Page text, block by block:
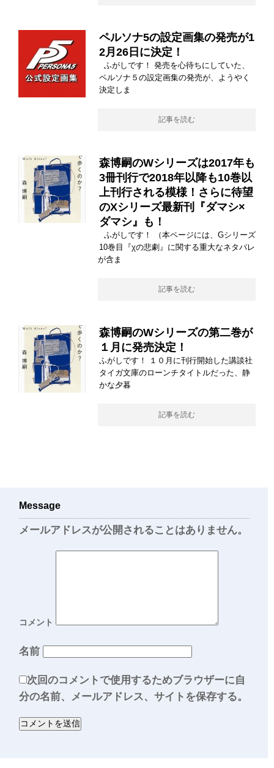
ペルソナ5の設定画集の発売が1
2月26日に決定！
ふがしです！ 発売を心待ちにしていた、
ペルソナ５の設定画集の発売が、ようやく
決定しま
記事を読む
森博嗣のWシリーズは2017年も
3冊刊行で2018年以降も10巻以
上刊行される模様！さらに待望
のXシリーズ最新刊『ダマシ×
ダマシ』も！
ふがしです！ （本ページには、Gシリーズ
10巻目『χの悲劇』に関する重大なネタバレ
が含ま
記事を読む
森博嗣のWシリーズの第二巻が
１月に発売決定！
ふがしです！ １０月に刊行開始した講談社
タイガ文庫のローンチタイトルだった、静
かな夕暮
記事を読む
Message
メールアドレスが公開されることはありません。
コメント
名前
次回のコメントで使用するためブラウザーに自
分の名前、メールアドレス、サイトを保存する。